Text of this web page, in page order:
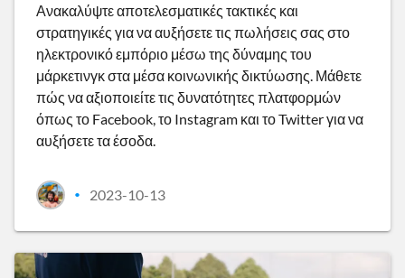
Ανακαλύψτε αποτελεσματικές τακτικές και
στρατηγικές για να αυξήσετε τις πωλήσεις σας στο
ηλεκτρονικό εμπόριο μέσω της δύναμης του
μάρκετινγκ στα μέσα κοινωνικής δικτύωσης. Μάθετε
πώς να αξιοποιείτε τις δυνατότητες πλατφορμών
όπως το Facebook, το Instagram και το Twitter για να
αυξήσετε τα έσοδα.
• 2023-10-13